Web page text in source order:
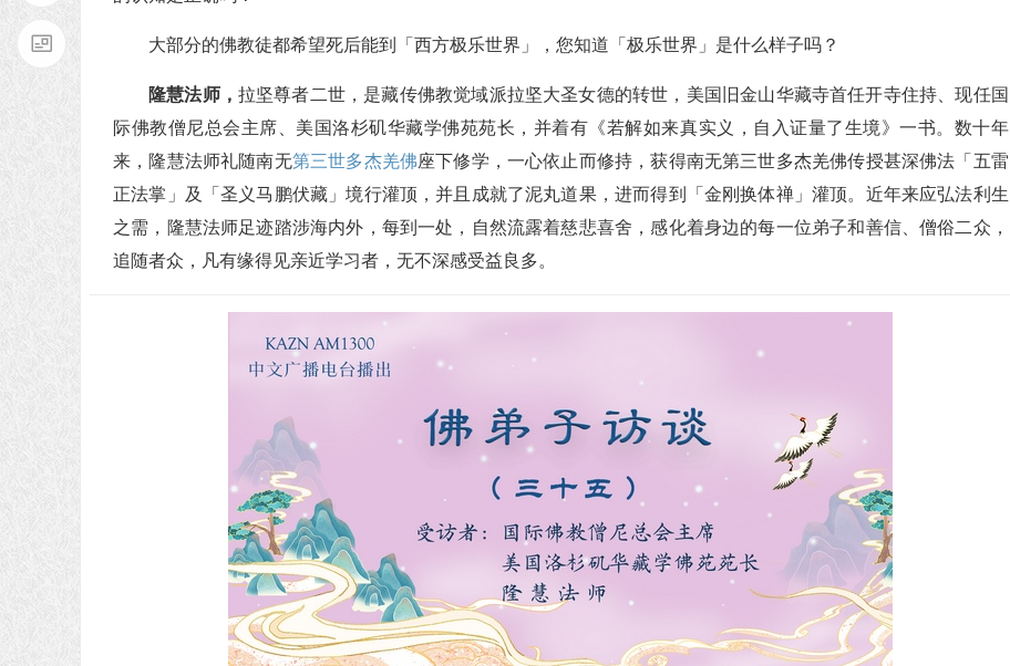
大部分的佛教徒都希望死后能到「西方极乐世界」，您知道「极乐世界」是什么样子吗？
隆慧法师， 拉坚尊者二世，是藏传佛教觉域派拉坚大圣女德的转世，美国旧金山华藏寺首任开寺住持、现任国
际佛教僧尼总会主席、美国洛杉矶华藏学佛苑苑长，并着有《若解如来真实义，自入证量了生境》一书。数十年
来，隆慧法师礼随南无第三世多杰羌佛座下修学，一心依止而修持，获得南无第三世多杰羌佛传授甚深佛法「五雷
正法掌」及「圣义马鹏伏藏」境行灌顶，并且成就了泥丸道果，进而得到「金刚换体禅」灌顶。近年来应弘法利生
之需，隆慧法师足迹踏涉海内外，每到一处，自然流露着慈悲喜舍，感化着身边的每一位弟子和善信、僧俗二众，
追随者众，凡有缘得见亲近学习者，无不深感受益良多。